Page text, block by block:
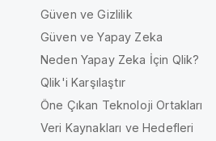
Güven ve Gizlilik
Güven ve Yapay Zeka
Neden Yapay Zeka İçin Qlik?
Qlik'i Karşılaştır
Öne Çıkan Teknoloji Ortakları
Veri Kaynakları ve Hedefleri